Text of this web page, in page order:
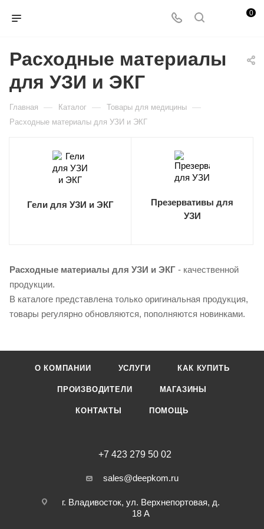
0
Расходные материалы
для УЗИ и ЭКГ
Главная — Каталог — Товары для медицины —
Расходные материалы для УЗИ и ЭКГ
Гели для УЗИ и ЭКГ
Презервативы для
УЗИ
Расходные материалы для УЗИ и ЭКГ - качественной
продукции.
В каталоге представлена только оригинальная продукция,
товары регулярно обновляются, пополняются новинками.
О КОМПАНИИ УСЛУГИ КАК КУПИТЬ
ПРОИЗВОДИТЕЛИ МАГАЗИНЫ
КОНТАКТЫ ПОМОЩЬ
+7 423 279 50 02
sales@deepkom.ru
г. Владивосток, ул. Верхнепортовая, д.
18 А